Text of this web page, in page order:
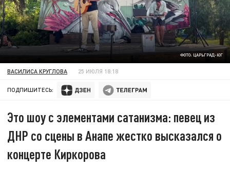
ФОТО: ЦАРЬГРАД-ЮГ
ВАСИЛИСА КРУГЛОВА 25 ИЮЛЯ 18:18
ПОДПИШИТЕСЬ:
Это шоу с элементами сатанизма: певец из
ДНР со сцены в Анапе жестко высказался о
концерте Киркорова